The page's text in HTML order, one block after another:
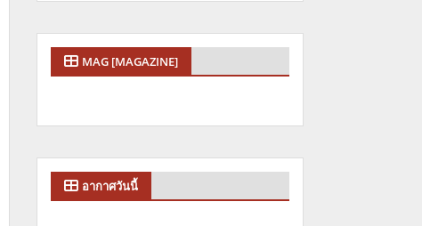
MAG [MAGAZINE]
อากาศวันนี้